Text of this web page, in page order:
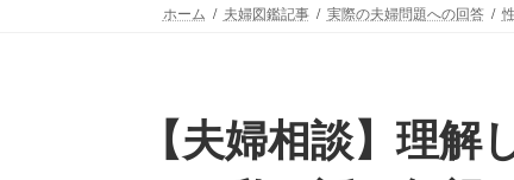
ホーム 夫婦図鑑記事 実際の夫婦問題への回答
【夫婦相談】理